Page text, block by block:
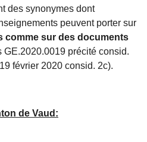
des synonymes dont
peuvent porter sur
comme sur des documents
GE.2020.0019 précité consid.
février 2020 consid. 2c).
de Vaud: